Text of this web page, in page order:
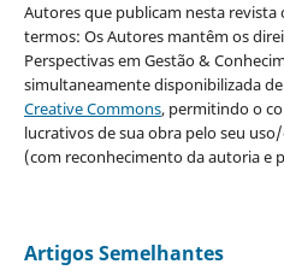
Autores que publicam nesta
termos: Os Autores mantêm os
Perspectivas em Gestão &
simultaneamente disponibilizada
Creative Commons, permitindo o
lucrativos de sua obra pelo seu
(com reconhecimento da autoria e
Artigos Semelhantes